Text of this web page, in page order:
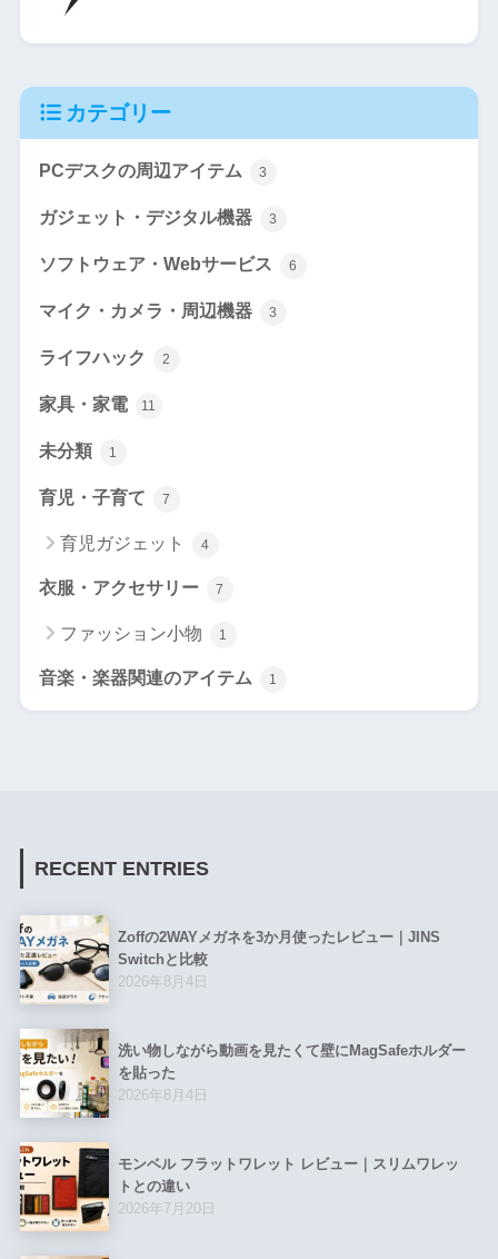
カテゴリー
PCデスクの周辺アイテム 3
ガジェット・デジタル機器 3
ソフトウェア・Webサービス 6
マイク・カメラ・周辺機器 3
ライフハック 2
家具・家電 11
未分類 1
育児・子育て 7
育児ガジェット 4
衣服・アクセサリー 7
ファッション小物 1
音楽・楽器関連のアイテム 1
RECENT ENTRIES
Zoffの2WAYメガネを3か月使ったレビュー｜JINS
Switchと比較
2026年8月4日
洗い物しながら動画を見たくて壁にMagSafeホルダー
を貼った
2026年8月4日
モンベル フラットワレット レビュー｜スリムワレッ
トとの違い
2026年7月20日